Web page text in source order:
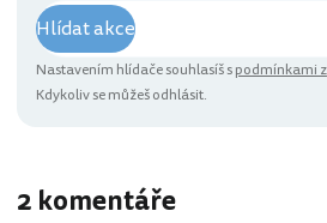
Hlídat akce
Nastavením hlídače souhlasíš spodmínkami
Kdykoliv se můžeš odhlásit.
2 komentáře